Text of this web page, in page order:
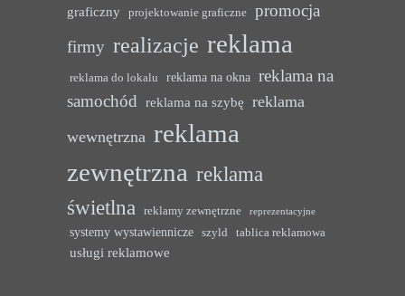
graficzny
projektowanie graficzne
promocja
firmy realizacje reklama
reklama do lokalu reklama na okna reklama na
samochód reklama na szybę reklama
wewnętrzna reklama
zewnętrzna reklama
świetlna
reklamy zewnętrzne reprezentacyjne
systemy wystawiennicze szyld tablica reklamowa
usługi reklamowe